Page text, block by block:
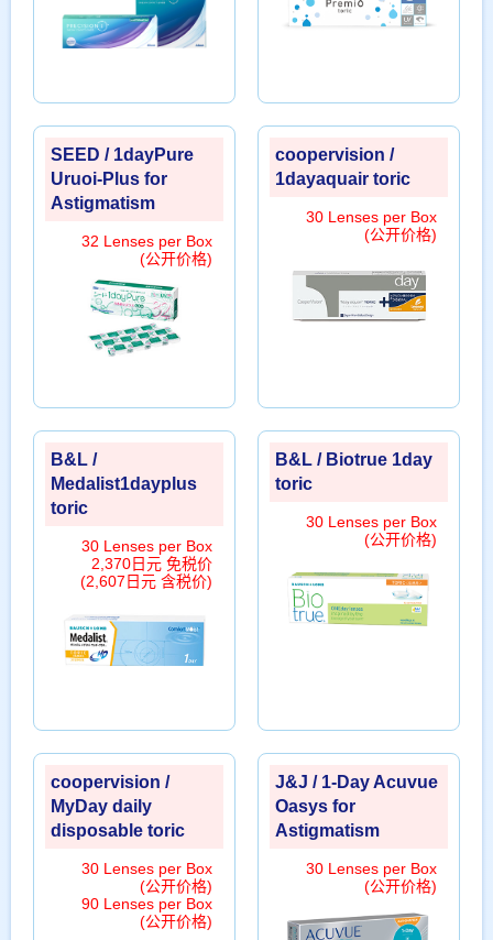
SEED / 1dayPure
Uruoi-Plus for
Astigmatism
32 Lenses per Box
(公开价格)
coopervision /
1dayaquair toric
30 Lenses per Box
(公开价格)
B&L /
Medalist1dayplus
toric
30 Lenses per Box
2,370日元 免税价
(2,607日元 含税价)
B&L / Biotrue 1day
toric
30 Lenses per Box
(公开价格)
coopervision /
MyDay daily
disposable toric
30 Lenses per Box
(公开价格)
90 Lenses per Box
(公开价格)
J&J / 1-Day Acuvue
Oasys for
Astigmatism
30 Lenses per Box
(公开价格)